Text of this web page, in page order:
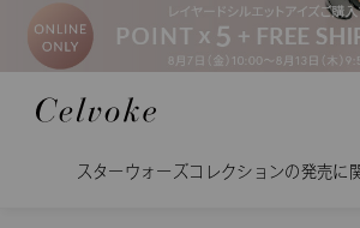
スターウォーズコレクションの発売に